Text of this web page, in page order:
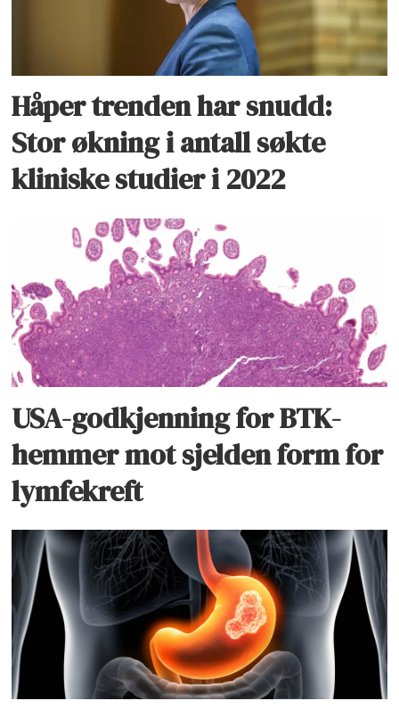
Håper trenden har snudd:
Stor økning i antall søkte
kliniske studier i 2022
USA-godkjenning for BTK-
hemmer mot sjelden form for
lymfekreft